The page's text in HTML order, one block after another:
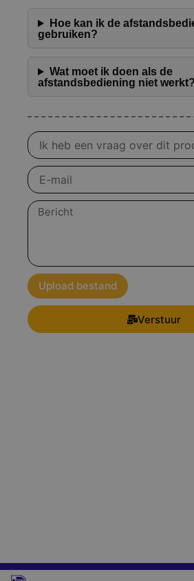
Hoe kan ik de
gebruiken?
Wat moet ik doen als de
afstandsbediening niet werkt?
Vraag
over
product
E-
mail
Bericht
Upload bestand
Verstuur